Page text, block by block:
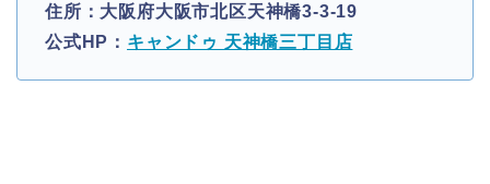
住所：大阪府大阪市北区天神橋3-3-19
公式HP： キャンドゥ 天神橋三丁目店